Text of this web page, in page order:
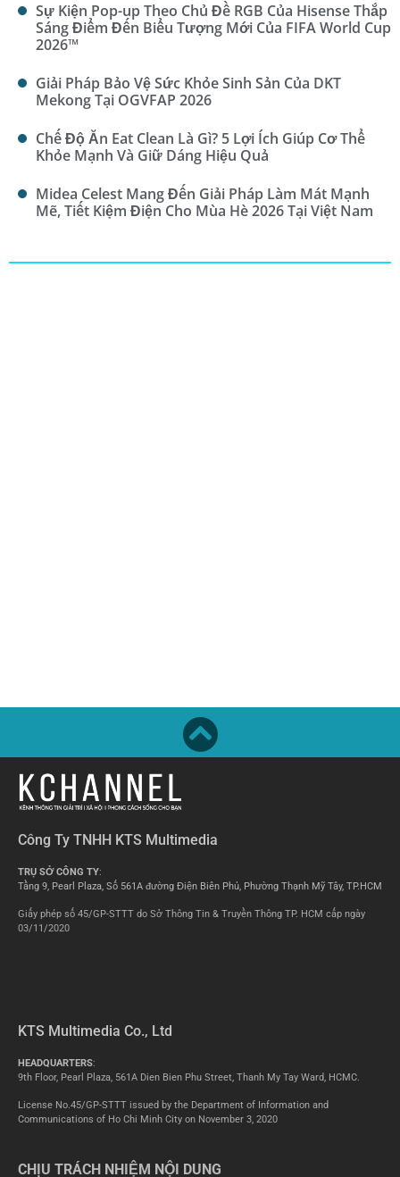
Sự Kiện Pop-up Theo Chủ Đề RGB Của Hisense Thắp
Sáng Điểm Đến Biểu Tượng Mới Của FIFA World Cup
2026™
Giải Pháp Bảo Vệ Sức Khỏe Sinh Sản Của DKT
Mekong Tại OGVFAP 2026
Chế Độ Ăn Eat Clean Là Gì? 5 Lợi Ích Giúp Cơ Thể
Khỏe Mạnh Và Giữ Dáng Hiệu Quả
Midea Celest Mang Đến Giải Pháp Làm Mát Mạnh
Mẽ, Tiết Kiệm Điện Cho Mùa Hè 2026 Tại Việt Nam
Công Ty TNHH KTS Multimedia
TRỤ SỞ CÔNG TY:
Tầng 9, Pearl Plaza, Số 561A đường Điện Biên Phủ, Phường Thạnh Mỹ Tây, TP.HCM
Giấy phép số 45/GP-STTT do Sở Thông Tin & Truyền Thông TP. HCM cấp ngày
03/11/2020
KTS Multimedia Co., Ltd
HEADQUARTERS:
9th Floor, Pearl Plaza, 561A Dien Bien Phu Street, Thanh My Tay Ward, HCMC.
License No.45/GP-STTT issued by the Department of Information and
Communications of Ho Chi Minh City on November 3, 2020
CHỊU TRÁCH NHIỆM NỘI DUNG